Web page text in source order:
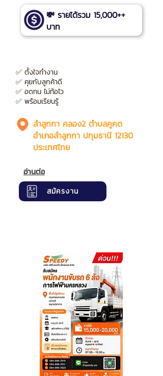
💸 รายได้รวม 15,000++
บาท
✅ ตั้งใจทำงาน
✅ คุยกับลูกค้าดี
✅ อดทน ไม่ท้อไว
✅ พร้อมเรียนรู้
ลำลูกกา คลอง2 ตำบลคูคต
อำเภอลำลูกกา ปทุมธานี 12130
ประเทศไทย
อ่านต่อ
สมัครงาน